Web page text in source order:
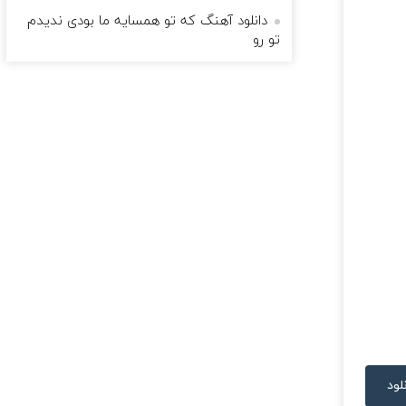
دانلود آهنگ که تو همسایه ما بودی ندیدم
تو رو